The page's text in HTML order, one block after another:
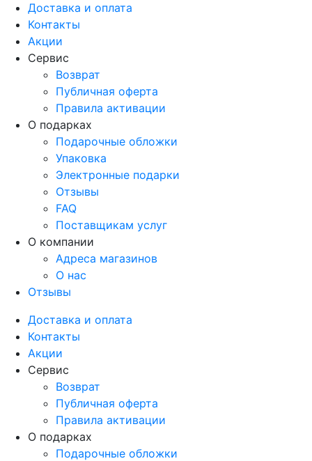
Доставка и оплата
Контакты
Акции
Сервис
Возврат
Публичная оферта
Правила активации
О подарках
Подарочные обложки
Упаковка
Электронные подарки
Отзывы
FAQ
Поставщикам услуг
О компании
Адреса магазинов
О нас
Отзывы
Доставка и оплата
Контакты
Акции
Сервис
Возврат
Публичная оферта
Правила активации
О подарках
Подарочные обложки